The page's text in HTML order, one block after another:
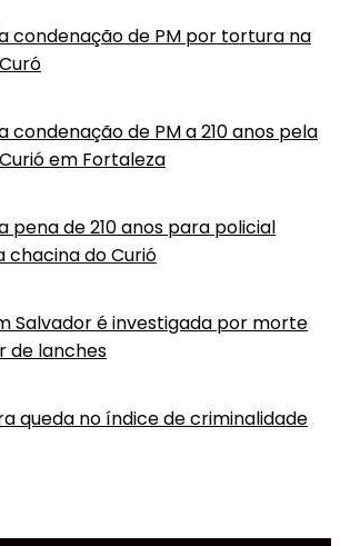
condenação de PM por tortura na
condenação de PM a 210 anos pela
em Fortaleza
pena de 210 anos para policial
chacina do Curió
Salvador é investigada por morte
de lanches
queda no índice de criminalidade